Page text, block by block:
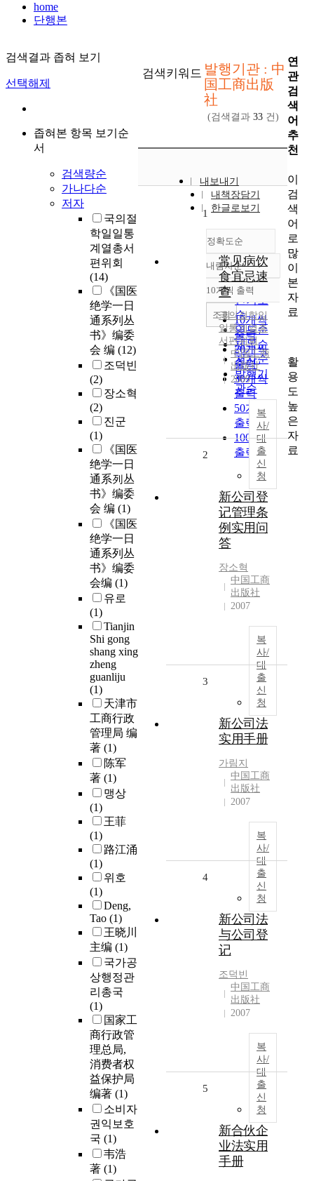
home
단행본
검색결과 좁혀 보기
선택해제
좁혀본 항목 보기순
서
검색량순
가나다순
저자
국의절
학일일통
계열총서
편위회
(14)
《国医
绝学一日
通系列丛
书》编委
会 编 (12)
조덕빈
(2)
장소혁
(2)
진군
(1)
《国医
绝学一日
通系列丛
书》编委
会 编 (1)
《国医
绝学一日
通系列丛
书》编委
会编 (1)
유로
(1)
Tianjin
Shi gong
shang xing
zheng
guanliju
(1)
天津市
工商行政
管理局 编
著 (1)
陈军
著 (1)
맹상
(1)
王菲
(1)
路江涌
(1)
위호
(1)
Deng,
Tao (1)
王晓川
主编 (1)
국가공
상행정관
리총국
(1)
国家工
商行政管
理总局,
消费者权
益保护局
编著 (1)
소비자
권익보호
국 (1)
韦浩
著 (1)
검색키워드 발행기관 : 中
国工商出版
社
(검색결과 33 건)
내보내기
내책장담기
한글로보기
정확도순
정확도
순
인기도
순
연도순
제목순
저자순
발행기
관순
내림차순
내림차순
10개씩 출력
10개씩
출력
20개씩
출력
30개씩
출력
50개씩
출력
100개씩
출력
조회
1
常见病饮
食宜忌速
查
국의절학일
일통계열총
서편위회
中国工商
出版社
2009
복
사/
대
출
신
청
2
新公司登
记管理条
例实用问
答
장소혁
中国工商
出版社
2007
복
사/
대
출
신
청
3
新公司法
实用手册
가림지
中国工商
出版社
2007
복
사/
대
출
신
청
4
新公司法
与公司登
记
조덕빈
中国工商
出版社
2007
복
사/
대
출
신
청
5
新合伙企
业法实用
手册
연
관
검
색
어
추
천
이
검
색
어
로
많
이
본
자
료
활
용
도
높
은
자
료